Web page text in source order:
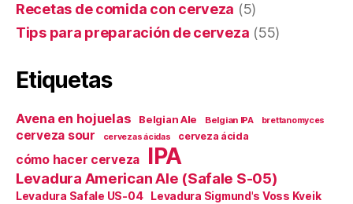
Recetas de comida con cerveza (5)
Tips para preparación de cerveza (55)
Etiquetas
Avena en hojuelas Belgian Ale Belgian IPA brettanomyces
cerveza sour cervezas ácidas cerveza ácida
cómo hacer cerveza IPA
Levadura American Ale (Safale S-05)
Levadura Safale US-04 Levadura Sigmund's Voss Kveik